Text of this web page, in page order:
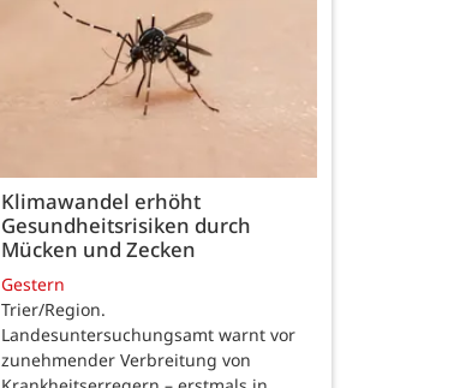
Klimawandel erhöht
Gesundheitsrisiken durch
Mücken und Zecken
Gestern
Trier/Region.
Landesuntersuchungsamt warnt vor
zunehmender Verbreitung von